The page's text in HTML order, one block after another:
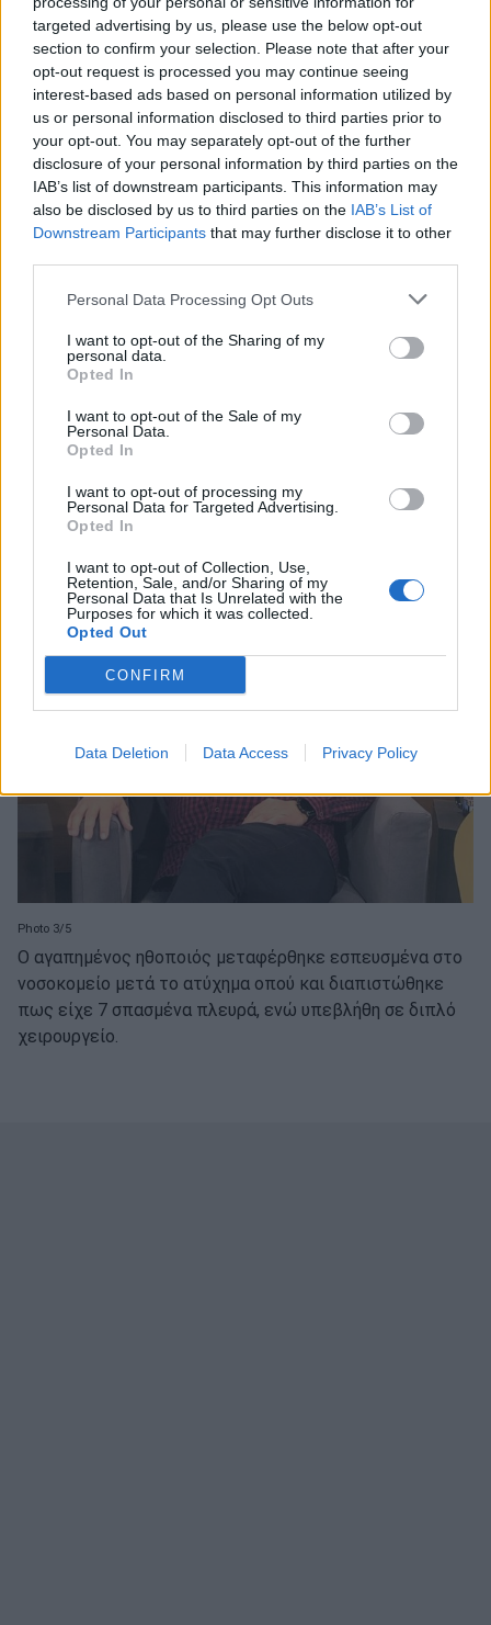
targeted advertising by us, please use the below opt-out
section to confirm your selection. Please note that after your
opt-out request is processed you may continue seeing
interest-based ads based on personal information utilized by
us or personal information disclosed to third parties prior to
your opt-out. You may separately opt-out of the further
disclosure of your personal information by third parties on the
IAB’s list of downstream participants. This information may
also be disclosed by us to third parties on the IAB’s List of
Downstream Participants that may further disclose it to other
Personal Data Processing Opt Outs
I want to opt-out of the Sharing of my
personal data.
Opted In
I want to opt-out of the Sale of my
Personal Data.
Opted In
I want to opt-out of processing my
Personal Data for Targeted Advertising.
Opted In
I want to opt-out of Collection, Use,
Retention, Sale, and/or Sharing of my
Personal Data that Is Unrelated with the
Purposes for which it was collected.
Opted Out
CONFIRM
Data Deletion Data Access Privacy Policy
Ο Χάρης Σώζος, τον οποίο φέτος απολαμβάνουμε στη
σειρά Άγριες Μέλισσες, κινούνταν με τη μοτοσυκλέτα
του στην περιοχή του Παγκρατίου, όταν ένας
απρόσεκτος οδηγός αυτοκινήτου πέρασε φανάρι που
αναβόσβηνε πορτοκαλί, πετώντας στον αέρα τον
ηθοποιό τη στιγμή της σύγκρουσης.
Photo 3/5
Ο αγαπημένος ηθοποιός μεταφέρθηκε εσπευσμένα στο
νοσοκομείο μετά το ατύχημα οπού και διαπιστώθηκε
πως είχε 7 σπασμένα πλευρά, ενώ υπεβλήθη σε διπλό
χειρουργείο.